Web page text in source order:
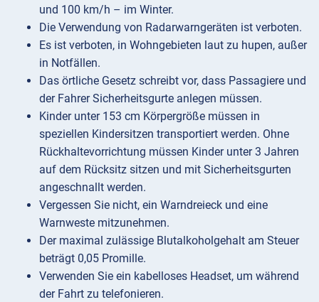
und 100 km/h – im Winter.
Die Verwendung von Radarwarngeräten ist verboten.
Es ist verboten, in Wohngebieten laut zu hupen, außer
in Notfällen.
Das örtliche Gesetz schreibt vor, dass Passagiere und
der Fahrer Sicherheitsgurte anlegen müssen.
Kinder unter 153 cm Körpergröße müssen in
speziellen Kindersitzen transportiert werden. Ohne
Rückhaltevorrichtung müssen Kinder unter 3 Jahren
auf dem Rücksitz sitzen und mit Sicherheitsgurten
angeschnallt werden.
Vergessen Sie nicht, ein Warndreieck und eine
Warnweste mitzunehmen.
Der maximal zulässige Blutalkoholgehalt am Steuer
beträgt 0,05 Promille.
Verwenden Sie ein kabelloses Headset, um während
der Fahrt zu telefonieren.